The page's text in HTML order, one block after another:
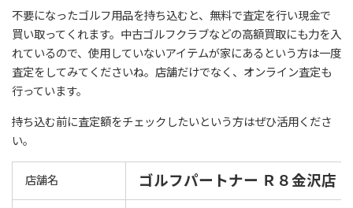
不要になったゴルフ用品を持ち込むと、無料で査定を行い現金で
買い取ってくれます。中古ゴルフクラブなどの高額買取にも力を入
れているので、使用していないアイテムが家にあるという方は一度
査定をしてみてくださいね。店舗だけでなく、オンライン査定も
行っています。
持ち込む前に査定額をチェックしたいという方はぜひ活用くださ
い。
店舗名 ゴルフパートナー Ｒ８金沢店